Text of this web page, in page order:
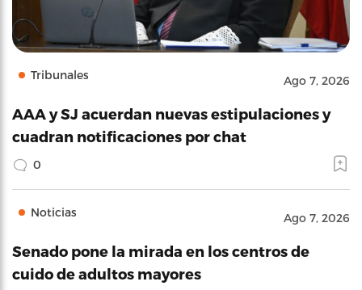
Tribunales Ago 7, 2026
AAA y SJ acuerdan nuevas estipulaciones y
cuadran notificaciones por chat
0
Noticias Ago 7, 2026
Senado pone la mirada en los centros de
cuido de adultos mayores